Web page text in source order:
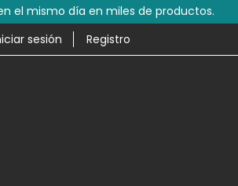
sesión Registro